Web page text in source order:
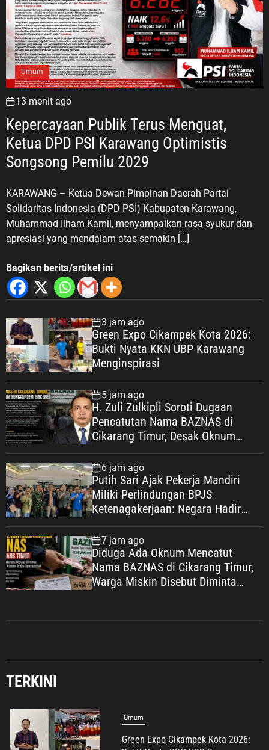
Umum
13 menit ago
Kepercayaan Publik Terus Menguat,
Ketua DPD PSI Karawang Optimistis
Songsong Pemilu 2029
KARAWANG – Ketua Dewan Pimpinan Daerah Partai
Solidaritas Indonesia (DPD PSI) Kabupaten Karawang,
Muhammad Ilham Kamil, menyampaikan rasa syukur dan
apresiasi yang mendalam atas semakin […]
Bagikan berita/artikel ini
3 jam ago
Green Expo Cikampek Kota 2026:
Bukti Nyata KKN UBP Karawang
Menginspirasi
5 jam ago
H. Zuli Zulkipli Soroti Dugaan
Pencatutan Nama BAZNAS di
Cikarang Timur, Desak Oknum
6 jam ago
Putih Sari Ajak Pekerja Mandiri
Miliki Perlindungan BPJS
Ketenagakerjaan: Negara Hadir
Kesejahteraan
7 jam ago
Diduga Ada Oknum Mencatut
Nama BAZNAS di Cikarang Timur,
Warga Miskin Disebut Diminta
TERKINI
Umum
H. Zuli Zulkipli Soroti Dugaan